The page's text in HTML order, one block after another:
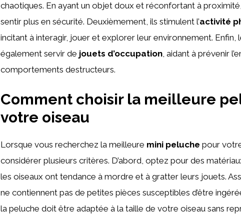
chaotiques. En ayant un objet doux et réconfortant à
sentir plus en sécurité. Deuxièmement, ils stimulent l’activité
incitant à interagir, jouer et explorer leur environnement. Enfin,
également servir de jouets d’occupation, aidant à prévenir
comportements destructeurs.
Comment choisir la meilleure
votre oiseau
Lorsque vous recherchez la meilleure mini peluche pour
considérer plusieurs critères. D’abord, optez pour des
les oiseaux ont tendance à mordre et à gratter leurs jouets.
ne contiennent pas de petites pièces susceptibles d’être
la peluche doit être adaptée à la taille de votre oiseau sans